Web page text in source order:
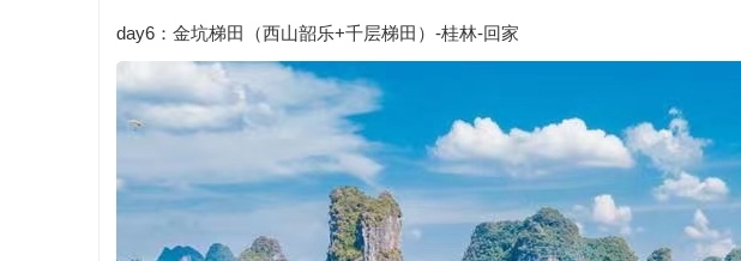
day6：金坑梯田（西山韶乐+千层梯田）-桂林-回家